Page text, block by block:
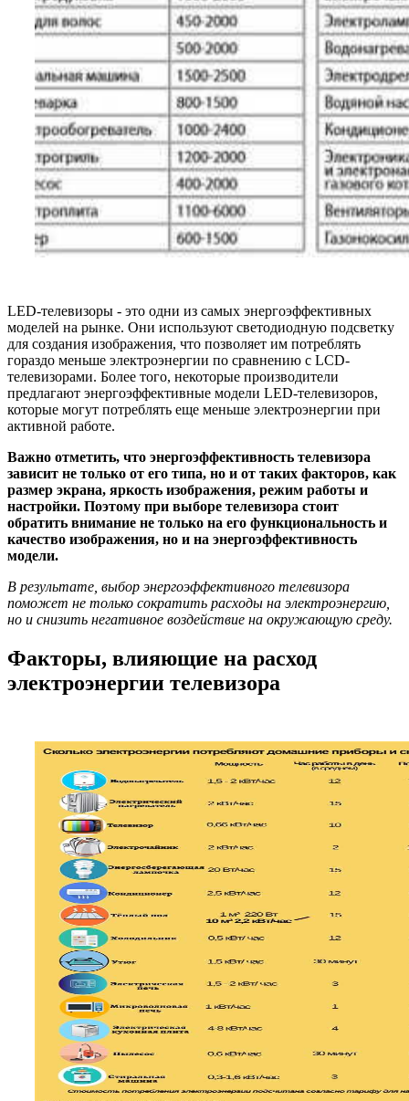
LED-телевизоры - это одни из самых энергоэффективных
моделей на рынке. Они используют светодиодную подсветку
для создания изображения, что позволяет им потреблять
гораздо меньше электроэнергии по сравнению с LCD-
телевизорами. Более того, некоторые производители
предлагают энергоэффективные модели LED-телевизоров,
которые могут потреблять еще меньше электроэнергии при
активной работе.
Важно отметить, что энергоэффективность телевизора
зависит не только от его типа, но и от таких факторов, как
размер экрана, яркость изображения, режим работы и
настройки. Поэтому при выборе телевизора стоит
обратить внимание не только на его функциональность и
качество изображения, но и на энергоэффективность
модели.
В результате, выбор энергоэффективного телевизора
поможет не только сократить расходы на электроэнергию,
но и снизить негативное воздействие на окружающую среду.
Факторы, влияющие на расход
электроэнергии телевизора